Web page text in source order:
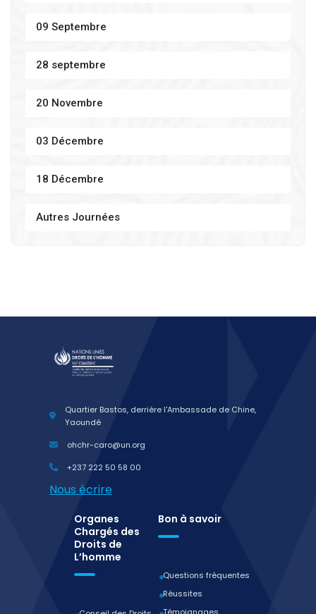
09 Septembre
28 septembre
20 Novembre
03 Décembre
18 Décembre
Autres Journées
Quartier Bastos, derrière l'Ambassade de Chine,
Yaoundé
ohchr-caro@un.org
+237 222 50 58 00
Nous écrire
Organes
Chargés des
Droits de
L’homme
Bon à savoir
Questions fréquentes
Réussites
Témoignages